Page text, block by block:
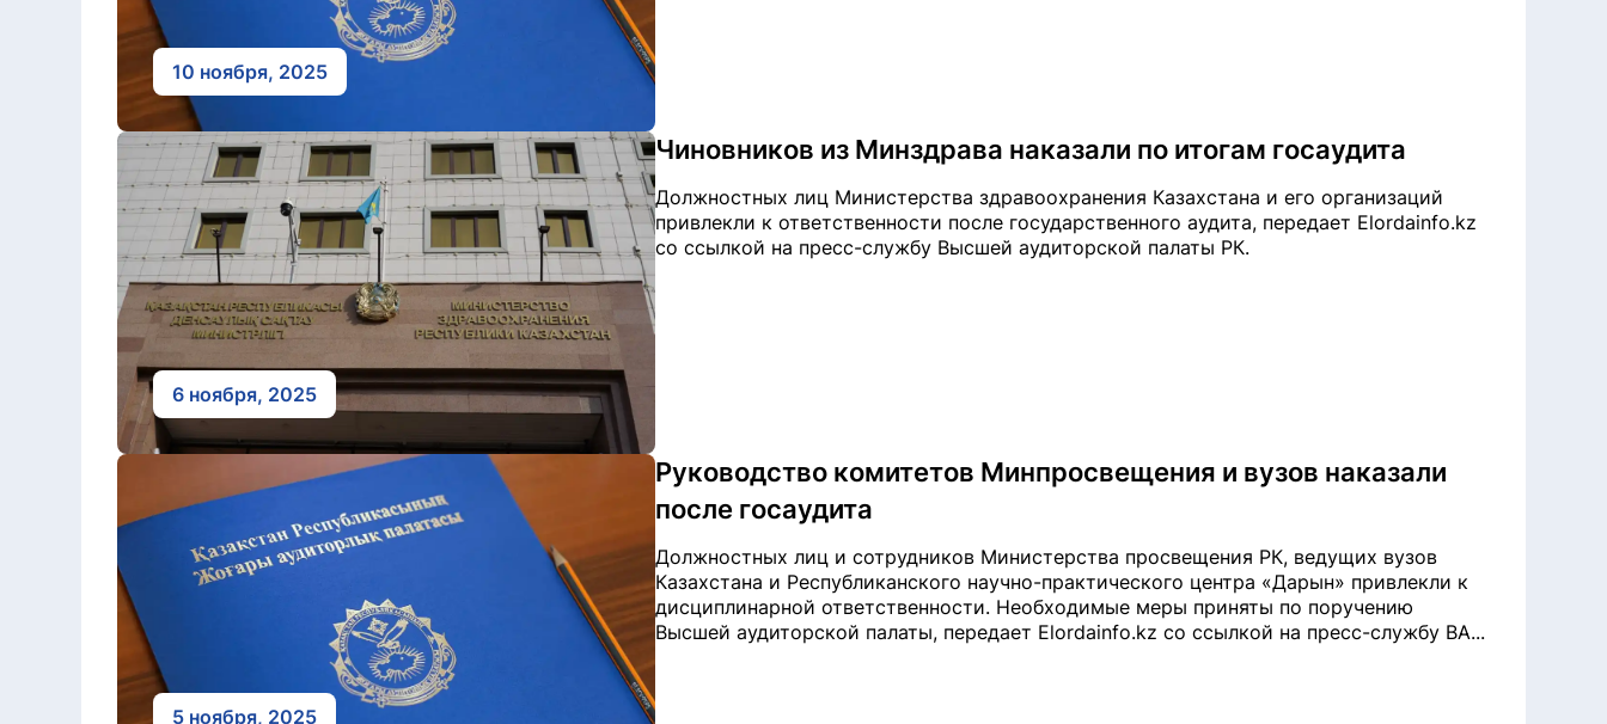
10 ноября, 2025
6 ноября, 2025
Чиновников из Минздрава наказали по итогам госаудита
Должностных лиц Министерства здравоохранения Казахстана и его организаций
привлекли к ответственности после государственного аудита, передает Elordainfo.kz
со ссылкой на пресс-службу Высшей аудиторской палаты РК.
5 ноября, 2025
Руководство комитетов Минпросвещения и вузов наказали
после госаудита
Должностных лиц и сотрудников Министерства просвещения РК, ведущих вузов
Казахстана и Республиканского научно-практического центра «Дарын» привлекли к
дисциплинарной ответственности. Необходимые меры приняты по поручению
Высшей аудиторской палаты, передает Elordainfo.kz со ссылкой на пресс-службу ВА...